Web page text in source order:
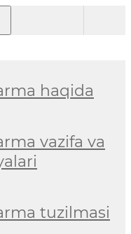
haqida
vazifa va
tuzilmasi